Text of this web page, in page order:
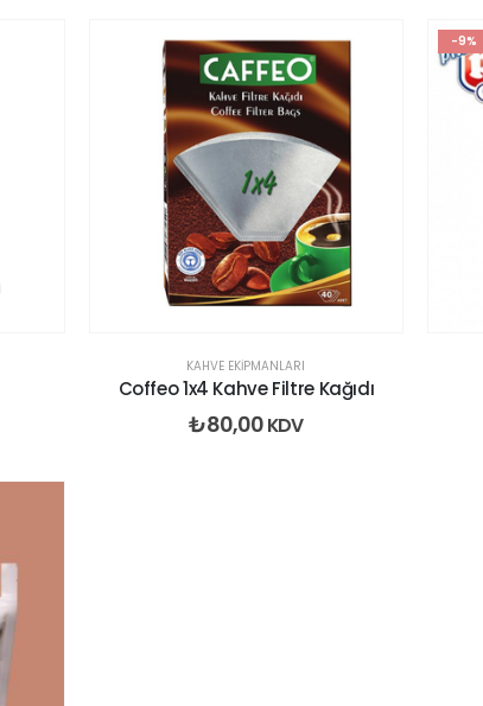
KAHVE EKIPMANLARI
Coffeo 1x4 Kahve Filtre Kağıdı
₺80,00KDV
-9%
listesine